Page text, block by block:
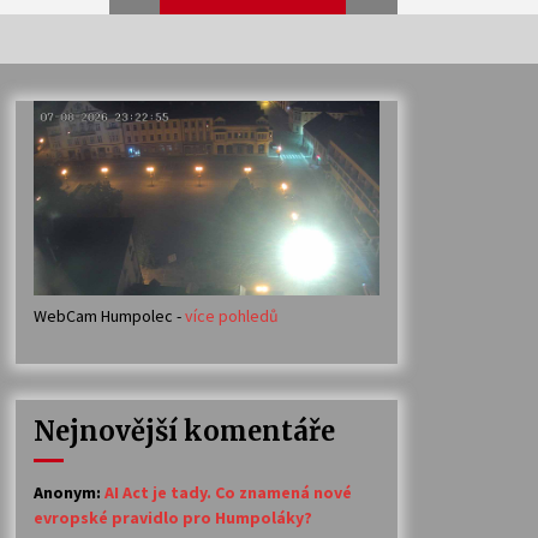
Veselí muzikanti
30. 7. 2026
Votavžatský ploty
23. 7. 2026
14. 7. 2026
30. 6. 2026
WebCam Humpolec -více pohledů
Nejnovější komentáře
Anonym: AI Act je tady. Co znamená nové
evropské pravidlo pro Humpoláky?